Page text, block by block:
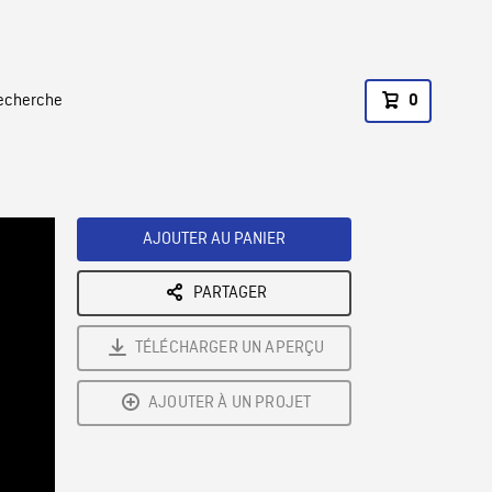
0
AJOUTER AU PANIER
PARTAGER
TÉLÉCHARGER UN APERÇU
AJOUTER À UN PROJET